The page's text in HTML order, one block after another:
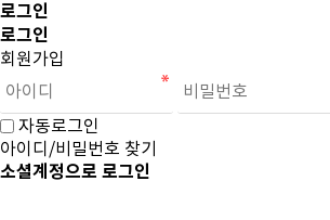
로그인
로그인
회원가입
자동로그인
아이디/비밀번호 찾기
소셜계정으로 로그인